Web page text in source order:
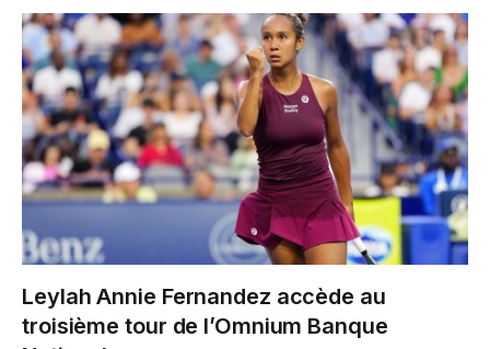
Leylah Annie Fernandez accède au
troisième tour de l’Omnium Banque